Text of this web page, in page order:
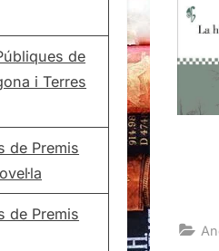
de
i Terres
de Premis
de Premis